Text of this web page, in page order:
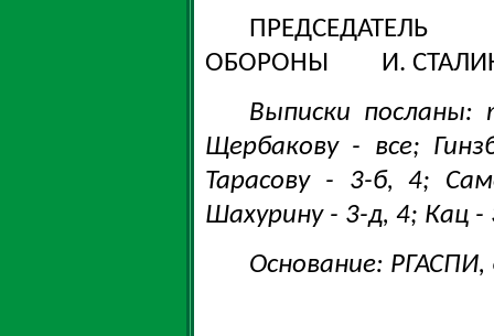
ОБОРОНЫ И.
Выписки
Щербакову - все;
Тарасову - 3-б, 4;
Шахурину - 3-д, 4; Кац -
Основание: